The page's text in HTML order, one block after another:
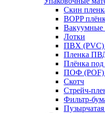
Скин
BOPP
Вакуумные
Лотки
ПВХ (PVC)
Пленка
Плёнка под
ПОФ (POF)
Скотч
Стрейч-
Фильтр-